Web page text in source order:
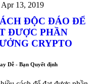
Apr 13, 2019
ĐỘC ĐÁO ĐỂ
ĐƯỢC PHẦN
CRYPTO
Dễ - Bạn Quyết định